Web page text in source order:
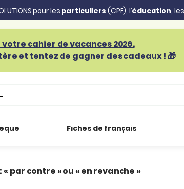
pour les particuliers (CPF), l’éducation, les
cahier de vacances 2026.
et tentez de gagner des cadeaux ! 🎁
Fiches de français
par contre » ou « en revanche »